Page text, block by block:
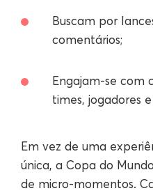
Buscam por
comentários;
Engajam-se com
times, jogadores
Em vez de uma
única, a Copa do
de micro-momentos.